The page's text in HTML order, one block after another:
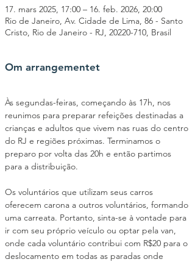
17. mars 2025, 17:00 – 16. feb. 2026, 20:00
Rio de Janeiro, Av. Cidade de Lima, 86 - Santo
Cristo, Rio de Janeiro - RJ, 20220-710, Brasil
Om arrangementet
Às segundas-feiras, começando às 17h, nos
reunimos para preparar refeições destinadas a
crianças e adultos que vivem nas ruas do centro
do RJ e regiões próximas. Terminamos o
preparo por volta das 20h e então partimos
para a distribuição.
Os voluntários que utilizam seus carros
oferecem carona a outros voluntários, formando
uma carreata. Portanto, sinta-se à vontade para
ir com seu próprio veículo ou optar pela van,
onde cada voluntário contribui com R$20 para o
deslocamento em todas as paradas onde